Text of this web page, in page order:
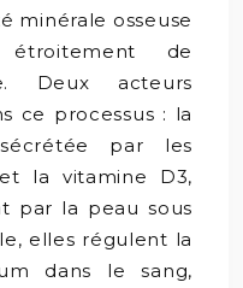
minérale osseuse
étroitement de
Deux acteurs
ce processus : la
par les
la vitamine D3,
par la peau sous
elles régulent la
dans le sang,